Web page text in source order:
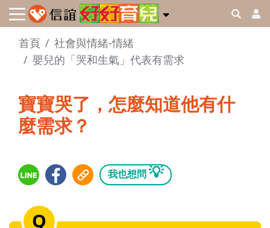
首頁
社會與情緒-情緒
嬰兒的「哭和生氣」代表有需求
寶寶哭了，怎麼知道他有什
麼需求？
我也想問 💡